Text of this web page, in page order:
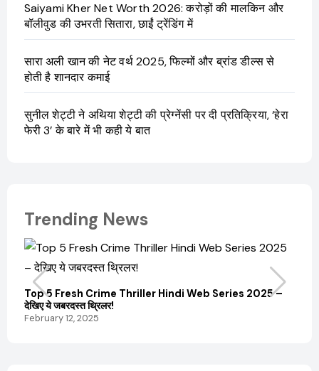
Saiyami Kher Net Worth 2026: करोड़ों की मालकिन और
बॉलीवुड की उभरती सितारा, छाईं ट्रेंडिंग में
सारा अली खान की नेट वर्थ 2025, फिल्मों और ब्रांड डील्स से
होती है शानदार कमाई
सुनील शेट्टी ने अथिया शेट्टी की प्रेग्नेंसी पर दी प्रतिक्रिया, ‘हेरा
फेरी 3’ के बारे में भी कही ये बात
Trending News
Top 5 Fresh Crime Thriller Hindi Web Series 2025 –
देखिए ये जबरदस्त थ्रिलर!
February 12, 2025